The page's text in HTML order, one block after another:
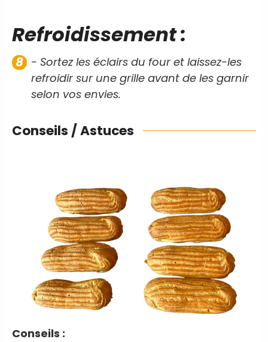
Refroidissement :
- Sortez les éclairs du four et laissez-les
refroidir sur une grille avant de les garnir
selon vos envies.
Conseils / Astuces
Conseils :